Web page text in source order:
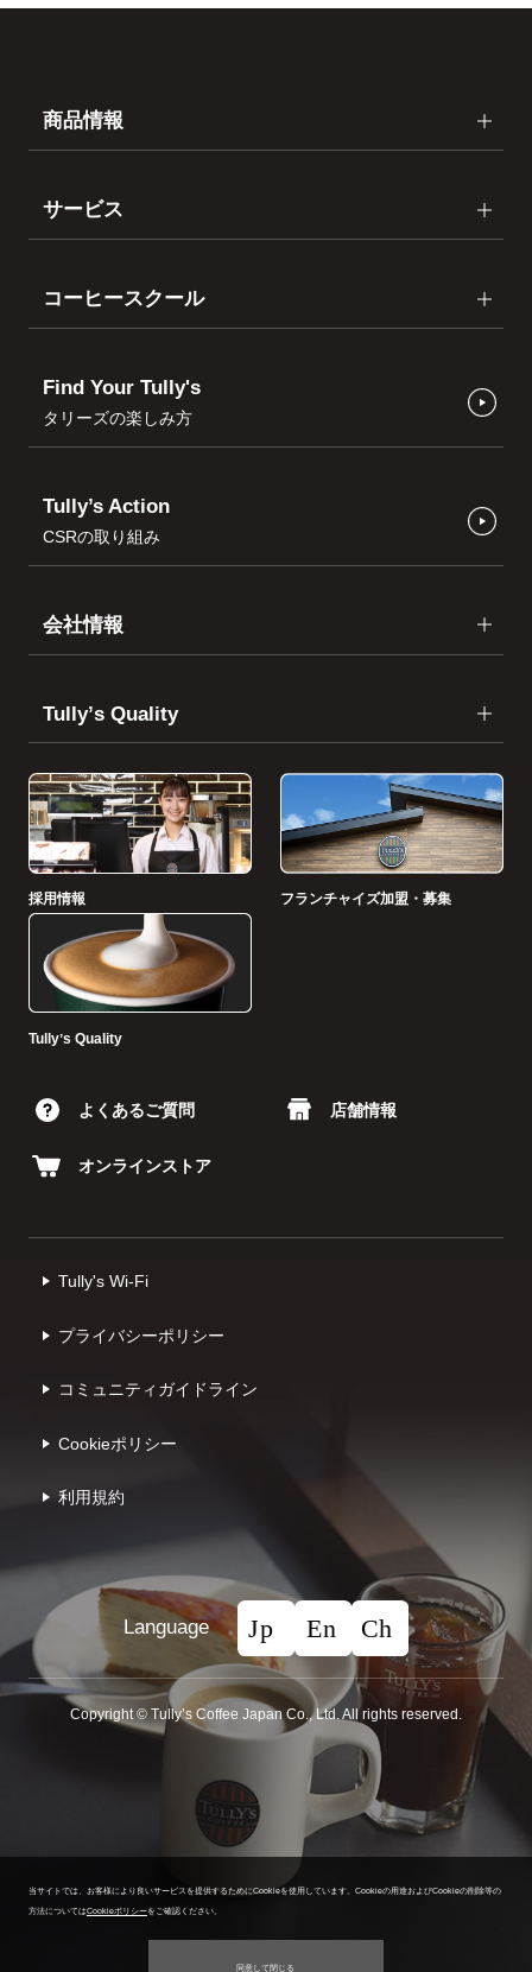
商品情報
サービス
コーヒースクール
Find Your Tully's
タリーズの楽しみ方
Tully’s Action
CSRの取り組み
会社情報
Tullyʼs Quality
採用情報 フランチャイズ加盟・募集
Tullyʼs Quality
よくあるご質問 店舗情報
オンラインストア
Tully's Wi-Fi
プライバシーポリシー
コミュニティガイドライン
Cookieポリシー
利⽤規約
Language
Copyright © Tullyʼs Coffee Japan Co., Ltd. All rights reserved.
当サイトでは、お客様により良いサービスを提供するためにCookieを使用しています。 Cookieの用途およびCookieの削除等の
方法についてはCookieポリシーをご確認ください。
同意して閉じる